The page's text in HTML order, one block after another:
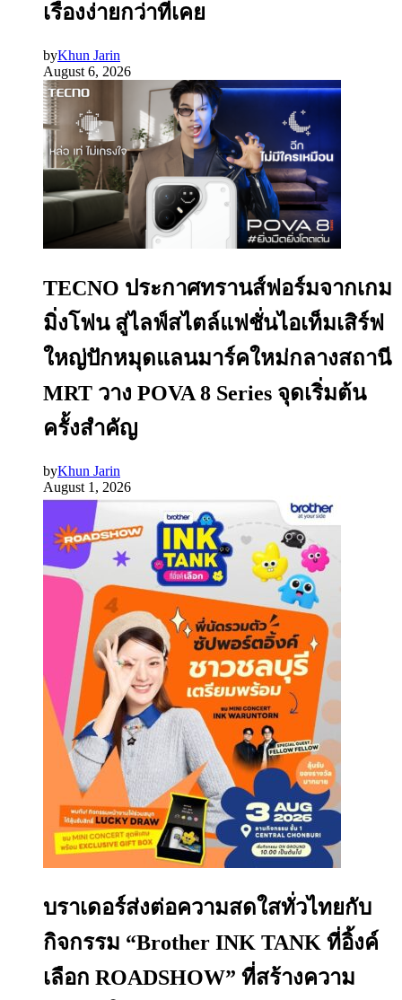
เรื่องง่ายกว่าที่เคย
byKhun Jarin
August 6, 2026
TECNO ประกาศทรานส์ฟอร์มจากเกม
มิ่งโฟน สู่ไลฟ์สไตล์แฟชั่นไอเท็มเสิร์ฟ
ใหญ่ปักหมุดแลนมาร์คใหม่กลางสถานี
MRT วาง POVA 8 Series จุดเริ่มต้น
ครั้งสำคัญ
byKhun Jarin
August 1, 2026
บราเดอร์ส่งต่อความสดใสทั่วไทยกับ
กิจกรรม “Brother INK TANK ที่อิ้งค์
เลือก ROADSHOW” ที่สร้างความ